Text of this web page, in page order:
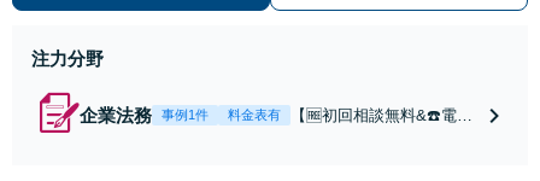
注力分野
企業法務 事例1件 料金表有
【🆓初回相談無料&☎️電話